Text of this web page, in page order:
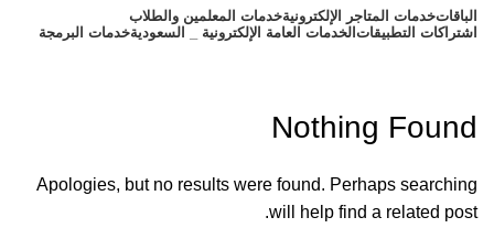
الباقاتخدمات المتاجر الإلكترونيةخدمات المعلمين والطلاب
اشتراكات التطبيقاتالخدمات العامة الإلكترونية _ السعوديةخدمات البرمجة
Nothing Found
Apologies, but no results were found. Perhaps searching
will help find a related post.